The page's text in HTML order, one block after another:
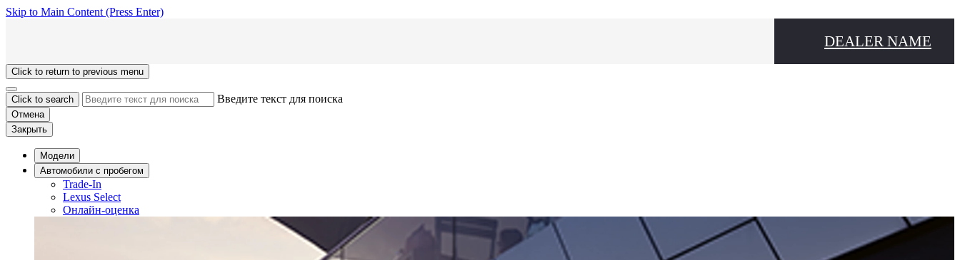
Skip to Main Content (Press Enter)
DEALER NAME
Click to return to previous menu
Click to search Введите текст для поиска
Отмена
Закрыть
Модели
Aвтомобили с пробегом
Trade-In
Lexus Select
Онлайн-оценка